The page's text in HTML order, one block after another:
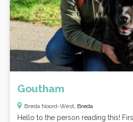
Goutham
Breda Noord-West, Breda
Hello to the person reading this!